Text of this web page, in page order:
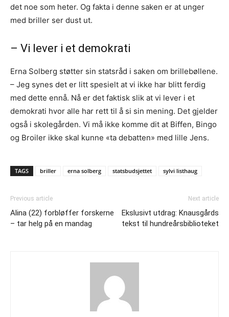
det noe som heter. Og fakta i denne saken er at unger
med briller ser dust ut.
– Vi lever i et demokrati
Erna Solberg støtter sin statsråd i saken om brillebøllene.
– Jeg synes det er litt spesielt at vi ikke har blitt ferdig
med dette ennå. Nå er det faktisk slik at vi lever i et
demokrati hvor alle har rett til å si sin mening. Det gjelder
også i skolegården. Vi må ikke komme dit at Biffen, Bingo
og Broiler ikke skal kunne «ta debatten» med lille Jens.
TAGS briller erna solberg statsbudsjettet sylvi listhaug
Previous article
Alina (22) forbløffer forskerne
– tar helg på en mandag
Next article
Ekslusivt utdrag: Knausgårds
tekst til hundreårsbiblioteket